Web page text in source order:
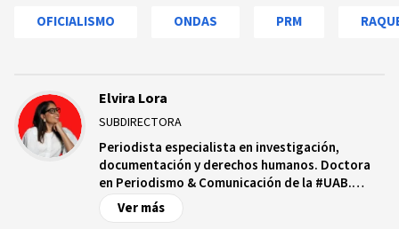
OFICIALISMO ONDAS PRM
Elvira Lora
SUBDIRECTORA
Periodista especialista en investigación,
documentación y derechos humanos. Doctora
en Periodismo & Comunicación de la #UAB.
Productora transmediática y fundadora de una
plataforma de periodismo feminista Ciudadanía
Ver más